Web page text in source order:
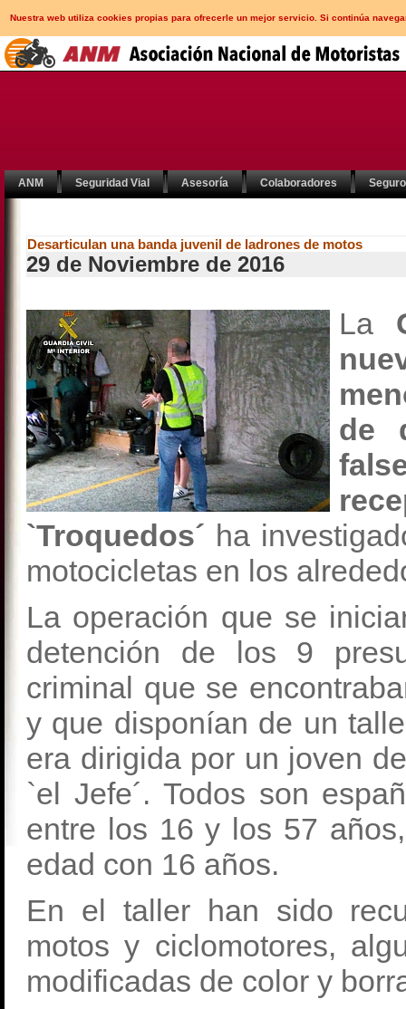
Nuestra web utiliza cookies propias para ofrecerle un mejor servicio. Si continúa
ANM Seguridad Vial Asesoría Colaboradores
Desarticulan una banda juvenil de ladrones de motos
29 de Noviembre de 2016
La
de
`Troquedos´ ha
motocicletas en los
La operación que se
detención de los 9
criminal que se
y que disponían de un
era dirigida por un joven
`el Jefe´. Todos son
entre los 16 y los 57
edad con 16 años.
En el taller han sido
motos y ciclomotores,
modificadas de color y